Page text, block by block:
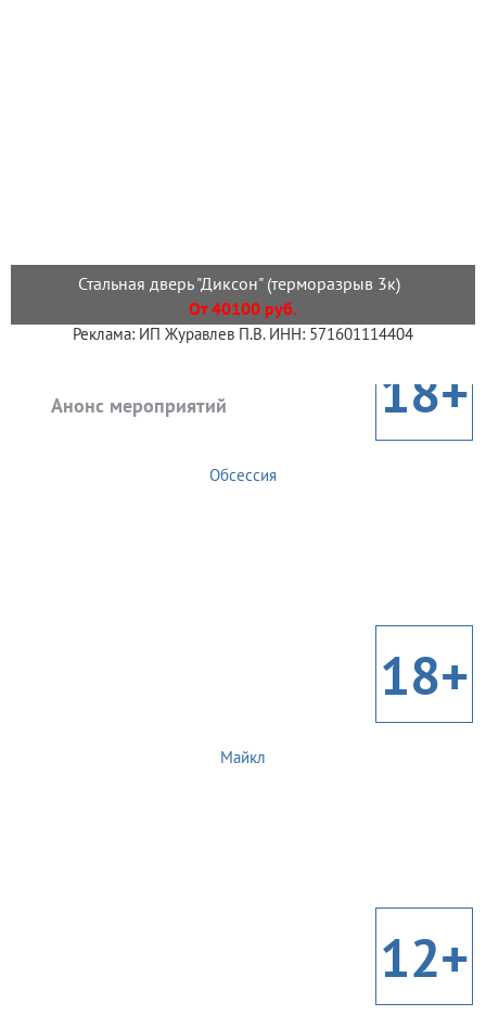
Стальная дверь "Диксон" (терморазрыв 3к)
От 40100 руб.
Реклама: ИП Журавлев П.В. ИНН: 571601114404
Анонс мероприятий 18+
Обсессия
18+
Майкл
12+